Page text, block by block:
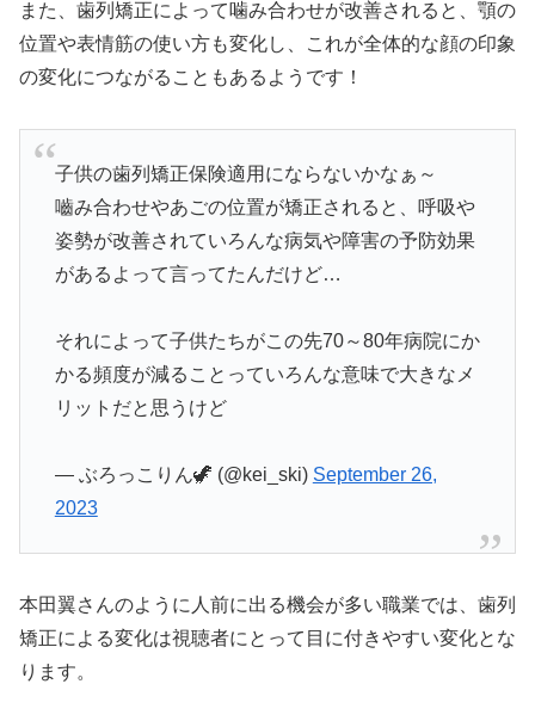
また、歯列矯正によって噛み合わせが改善されると、顎の
位置や表情筋の使い方も変化し、これが全体的な顔の印象
の変化につながることもあるようです！
子供の歯列矯正保険適用にならないかなぁ～
嚙み合わせやあごの位置が矯正されると、呼吸や
姿勢が改善されていろんな病気や障害の予防効果
があるよって言ってたんだけど…
それによって子供たちがこの先70～80年病院にか
かる頻度が減ることっていろんな意味で大きなメ
リットだと思うけど
— ぶろっこりん🦖 (@kei_ski) September 26,
2023
本田翼さんのように人前に出る機会が多い職業では、歯列
矯正による変化は視聴者にとって目に付きやすい変化とな
ります。